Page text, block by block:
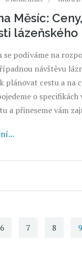
Měsíc:
se podíváme na
návštěvu
plánovat cestu a na
o
a přineseme vám
praktické
6 7 8 9